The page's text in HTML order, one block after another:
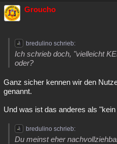
Groucho
bredulino schrieb:
Ich schrieb doch, "vielleicht
oder?
Ganz sicher kennen wir den
genannt.
Und was ist das anderes als
bredulino schrieb:
Du meinst eher